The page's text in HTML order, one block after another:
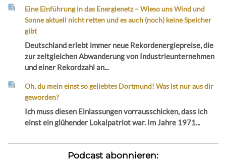
Eine Einführung in das Energienetz – Wieso uns Wind und
Sonne aktuell nicht retten und es auch (noch) keine Speicher
gibt
Deutschland erlebt immer neue Rekordenergiepreise, die
zur zeitgleichen Abwanderung von Industrieunternehmen
und einer Rekordzahl an...
Oh, du mein einst so geliebtes Dortmund! Was ist nur aus dir
geworden?
Ich muss diesen Einlassungen vorrausschicken, dass ich
einst ein glühender Lokalpatriot war. Im Jahre 1971...
Podcast abonnieren: